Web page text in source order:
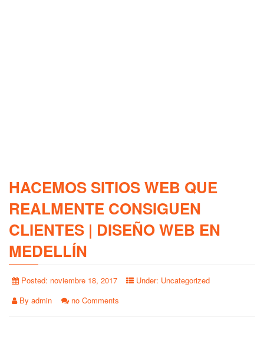
HACEMOS SITIOS WEB QUE
REALMENTE CONSIGUEN
CLIENTES | DISEÑO WEB EN
MEDELLÍN
Posted: noviembre 18, 2017 Under: Uncategorized
By admin no Comments